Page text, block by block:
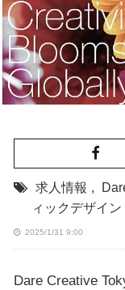
求人情報 ,
ィックデザイン
2025/1/31 9:00
Dare Creative